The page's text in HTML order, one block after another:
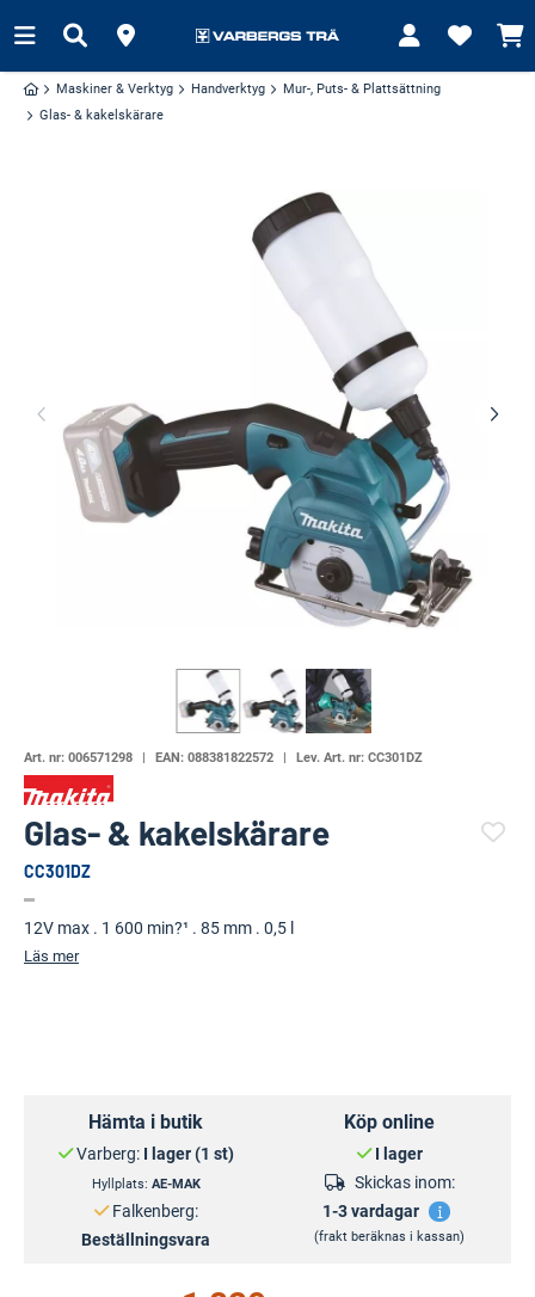
Maskiner & Verktyg Handverktyg
Mur-, Puts- & Plattsättning
Glas- & kakelskärare
Art. nr: 006571298 EAN: 088381822572 Lev. Art. nr: CC301DZ
Glas- & kakelskärare
CC301DZ
12V max . 1 600 min?¹ . 85 mm . 0,5 l
Läs mer
Hämta i butik
Varberg: I lager (1 st)
Hyllplats: AE-MAK
Falkenberg:
Beställningsvara
Köp online
I lager
Skickas inom:
1-3 vardagar
(frakt beräknas i kassan)